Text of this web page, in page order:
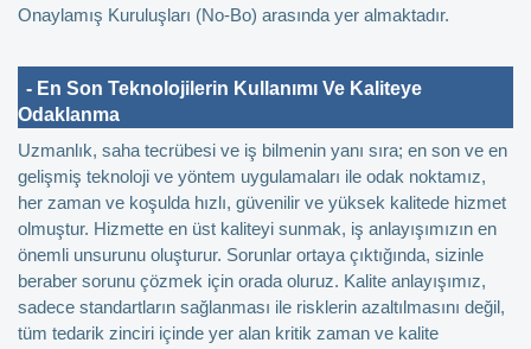
Onaylamış Kuruluşları (No-Bo) arasında yer almaktadır.
- En Son Teknolojilerin Kullanımı Ve Kaliteye
Odaklanma
Uzmanlık, saha tecrübesi ve iş bilmenin yanı sıra; en son ve en
gelişmiş teknoloji ve yöntem uygulamaları ile odak noktamız,
her zaman ve koşulda hızlı, güvenilir ve yüksek kalitede hizmet
olmuştur. Hizmette en üst kaliteyi sunmak, iş anlayışımızın en
önemli unsurunu oluşturur. Sorunlar ortaya çıktığında, sizinle
beraber sorunu çözmek için orada oluruz. Kalite anlayışımız,
sadece standartların sağlanması ile risklerin azaltılmasını değil,
tüm tedarik zinciri içinde yer alan kritik zaman ve kalite